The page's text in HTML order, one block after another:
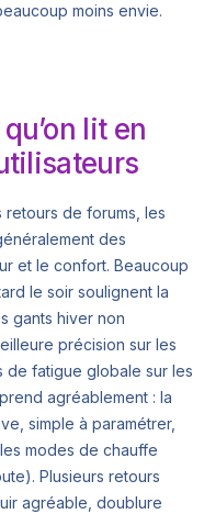
moins envie.
lit en
retours de forums, les
des
et le confort. Beaucoup
le soir soulignent la
gants hiver non
précision sur les
de fatigue globale sur les
agréablement : la
simple à paramétrer,
modes de chauffe
Plusieurs retours
agréable, doublure